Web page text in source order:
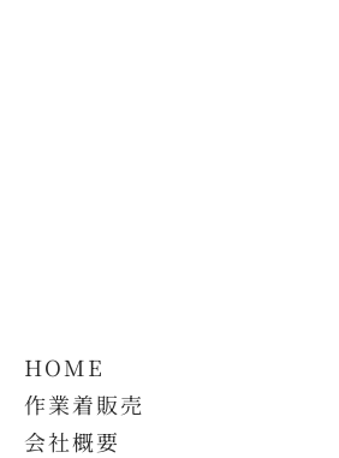
HOME
作業着販売
会社概要